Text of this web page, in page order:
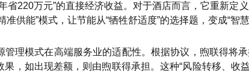
省220万元”的直接经济收益。对于酒店而言，它重新定
供能”模式，让节能从“牺牲舒适度”的选择题，变成“智慧
管理模式在高端服务业的适配性。根据协议，煦联得将
，如出现差额，则由煦联得承担。这种“风险转移、收